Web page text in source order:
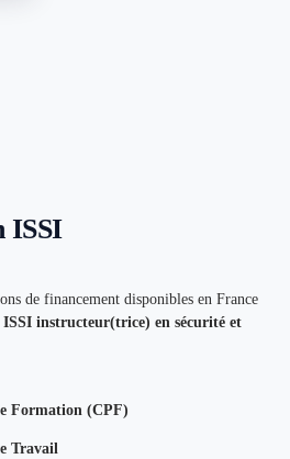
ISSI
de financement disponibles en France
instructeur(trice) en sécurité et
Formation (CPF)
Travail